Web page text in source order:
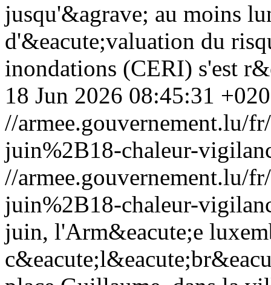
jusqu'&agrave; au moins
d'&eacute;valuation du
inondations (CERI) s'est
18 Jun 2026 08:45:31
//armee.gouvernement.lu/
juin%2B18-chaleur-
//armee.gouvernement.lu/
juin%2B18-chaleur-
juin, l'Arm&eacute;e